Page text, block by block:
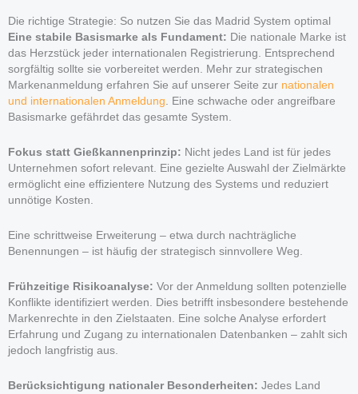
Die richtige Strategie: So nutzen Sie das Madrid System optimal
Eine stabile Basismarke als Fundament: Die nationale Marke ist
das Herzstück jeder internationalen Registrierung. Entsprechend
sorgfältig sollte sie vorbereitet werden. Mehr zur strategischen
Markenanmeldung erfahren Sie auf unserer Seite zur nationalen
und internationalen Anmeldung. Eine schwache oder angreifbare
Basismarke gefährdet das gesamte System.
Fokus statt Gießkannenprinzip: Nicht jedes Land ist für jedes
Unternehmen sofort relevant. Eine gezielte Auswahl der Zielmärkte
ermöglicht eine effizientere Nutzung des Systems und reduziert
unnötige Kosten.
Eine schrittweise Erweiterung – etwa durch nachträgliche
Benennungen – ist häufig der strategisch sinnvollere Weg.
Frühzeitige Risikoanalyse: Vor der Anmeldung sollten potenzielle
Konflikte identifiziert werden. Dies betrifft insbesondere bestehende
Markenrechte in den Zielstaaten. Eine solche Analyse erfordert
Erfahrung und Zugang zu internationalen Datenbanken – zahlt sich
jedoch langfristig aus.
Berücksichtigung nationaler Besonderheiten: Jedes Land